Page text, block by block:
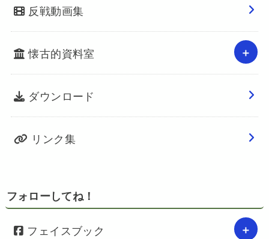
反戦動画集
懐古的資料室
ダウンロード
リンク集
フォローしてね！
フェイスブック